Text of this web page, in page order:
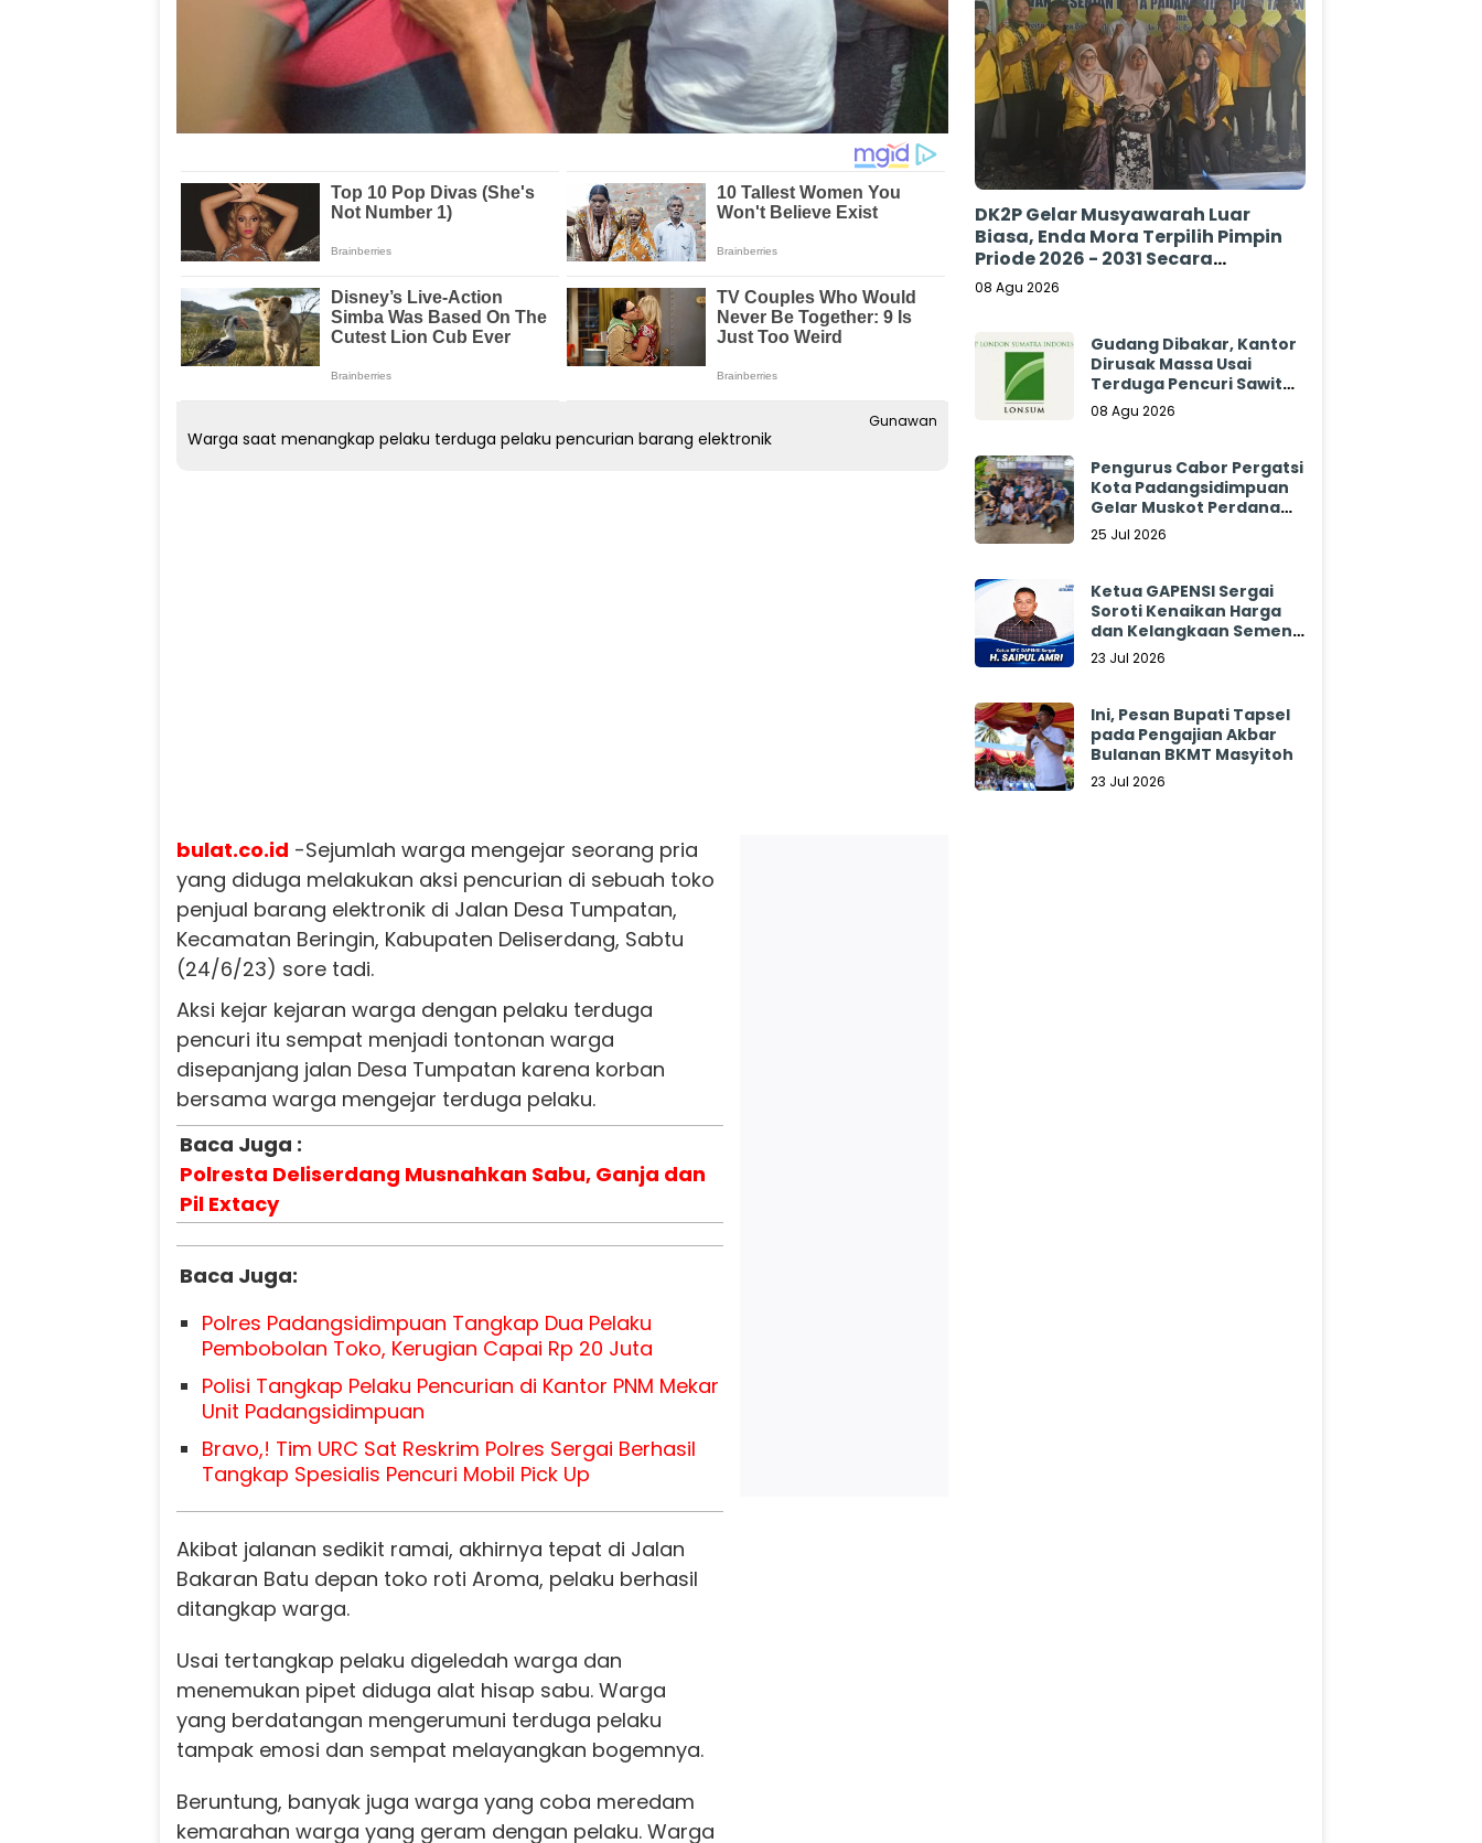
Gunawan
Warga saat menangkap pelaku terduga pelaku pencurian barang elektronik
bulat.co.id -Sejumlah warga mengejar seorang pria
yang diduga melakukan aksi pencurian di sebuah toko
penjual barang elektronik di Jalan Desa Tumpatan,
Kecamatan Beringin, Kabupaten Deliserdang, Sabtu
(24/6/23) sore tadi.
Aksi kejar kejaran warga dengan pelaku terduga
pencuri itu sempat menjadi tontonan warga
disepanjang jalan Desa Tumpatan karena korban
bersama warga mengejar terduga pelaku.
Baca Juga :
Polresta Deliserdang Musnahkan Sabu, Ganja dan
Pil Extacy
Baca Juga:
Polres Padangsidimpuan Tangkap Dua Pelaku
Pembobolan Toko, Kerugian Capai Rp 20 Juta
Polisi Tangkap Pelaku Pencurian di Kantor PNM Mekar
Unit Padangsidimpuan
Bravo,! Tim URC Sat Reskrim Polres Sergai Berhasil
Tangkap Spesialis Pencuri Mobil Pick Up
Akibat jalanan sedikit ramai, akhirnya tepat di Jalan
Bakaran Batu depan toko roti Aroma, pelaku berhasil
ditangkap warga.
Usai tertangkap pelaku digeledah warga dan
menemukan pipet diduga alat hisap sabu. Warga
yang berdatangan mengerumuni terduga pelaku
tampak emosi dan sempat melayangkan bogemnya.
Beruntung, banyak juga warga yang coba meredam
kemarahan warga yang geram dengan pelaku. Warga
DK2P Gelar Musyawarah Luar
Biasa, Enda Mora Terpilih Pimpin
Priode 2026 - 2031 Secara
Aklamasi
08 Agu 2026
Gudang Dibakar, Kantor
Dirusak Massa Usai
Terduga Pencuri Sawit
Tewas: Manajemen
Sibulan Estate Bungkam
08 Agu 2026
Pengurus Cabor Pergatsi
Kota Padangsidimpuan
Gelar Muskot Perdana
2026 - 2030
25 Jul 2026
Ketua GAPENSI Sergai
Soroti Kenaikan Harga
dan Kelangkaan Semen,
Minta Pemerintah
23 Jul 2026
Ini, Pesan Bupati Tapsel
pada Pengajian Akbar
Bulanan BKMT Masyitoh
23 Jul 2026